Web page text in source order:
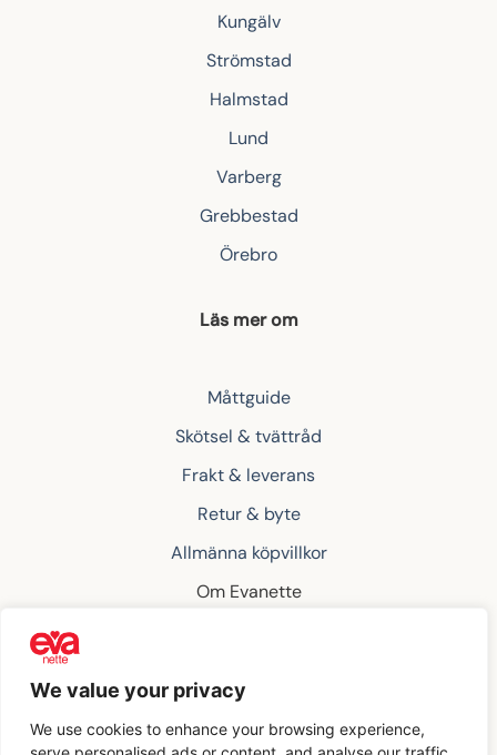
We value your privacy
We use cookies to enhance your browsing experience,
Kungälv
Strömstad
Halmstad
Lund
Varberg
Grebbestad
Örebro
Läs mer om
Måttguide
Skötsel & tvättråd
Frakt & leverans
Retur & byte
Allmänna köpvillkor
Om Evanette